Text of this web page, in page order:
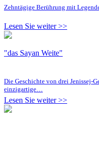
Zehntägige Berührung mit
Lesen Sie weiter >>
"das Sayan Weite"
Die Geschichte von drei Jenissej-
einzigartige…
Lesen Sie weiter >>